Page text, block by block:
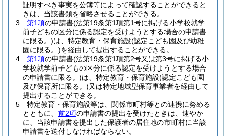
証明すべき事実を公簿等によって確認することができると
きは、当該書類を省略させることができる。
3
第1項の申請書(法第19条第1項第1号に掲げる小学校就学
前子どもの区分に係る認定を受けようとする場合の申請書
に限る。)は、特定教育・保育施設(認定こども園及び幼稚
園に限る。)を経由して提出することができる。
4
第1項の申請書(法第19条第1項第2号又は第3号に掲げる小
学校就学前子どもの区分に係る認定を受けようとする場合
の申請書に限る。)は、特定教育・保育施設(認定こども園
及び保育所に限る。)又は特定地域型保育事業者を経由して
提出することができる。
5
特定教育・保育施設等は、関係市町村等との連携に努める
とともに、 前2項の申請書の提出を受けたときは、速やか
に、当該申請書を提出した保護者の居住地の市町村に当該
申請書を送付しなければならない。